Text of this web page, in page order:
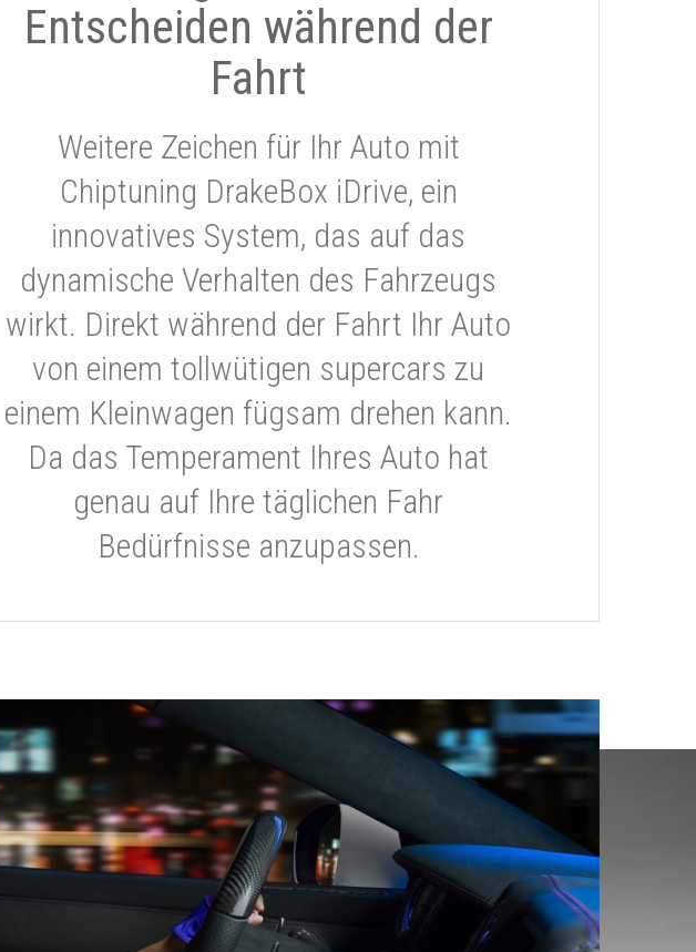
Entscheiden während der
Fahrt
Weitere Zeichen für Ihr Auto mit
Chiptuning DrakeBox iDrive, ein
innovatives System, das auf das
dynamische Verhalten des Fahrzeugs
wirkt. Direkt während der Fahrt Ihr Auto
von einem tollwütigen supercars zu
einem Kleinwagen fügsam drehen kann.
Da das Temperament Ihres Auto hat
genau auf Ihre täglichen Fahr
Bedürfnisse anzupassen.